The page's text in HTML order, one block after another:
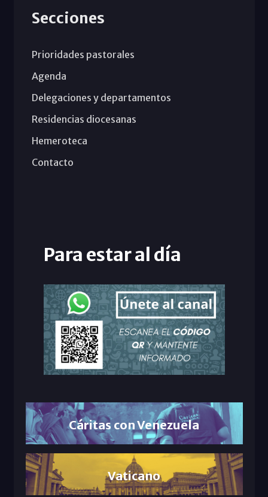
Secciones
Prioridades pastorales
Agenda
Delegaciones y departamentos
Residencias diocesanas
Hemeroteca
Contacto
Para estar al día
Cáritas con Venezuela
Vaticano